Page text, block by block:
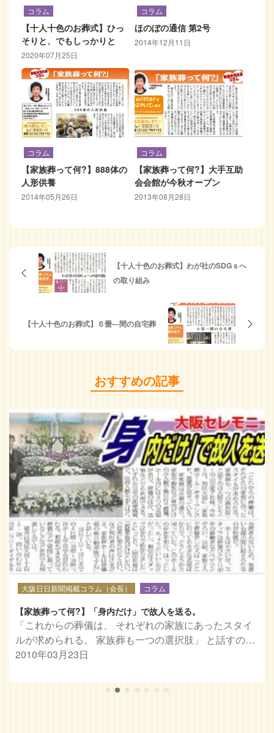
コラム
【十人十色のお葬式】ひっ
そりと、でもしっかりと
2020年07月25日
コラム
ほのぼの通信 第2号
2014年12月11日
コラム
【家族葬って何?】888体の
人形供養
2014年05月26日
コラム
【家族葬って何?】大手互助
会会館が今秋オープン
2013年08月28日
【十人十色のお葬式】わが社のSDGｓへ
の取り組み
【十人十色のお葬式】６畳―間の自宅葬
おすすめの記事
大阪日日新聞掲載コラム（会長） コラム
【家族葬って何?】「身内だけ」で故人を送る。
「これからの葬儀は、 それぞれの家族にあったスタイ
ルが求められる。 家族葬も一つの選択肢」 と話すの…
2010年03月23日